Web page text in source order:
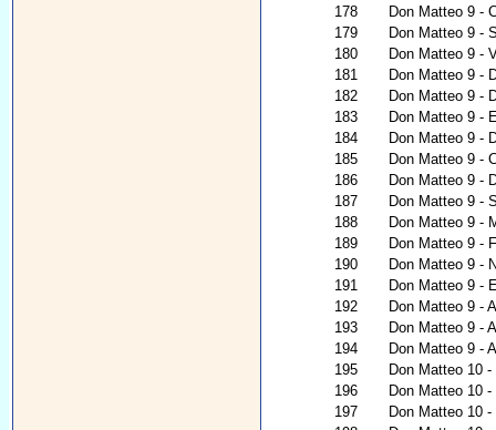
178
Don Matteo 9 -
179
Don Matteo 9 -
180
Don Matteo 9 -
181
Don Matteo 9 -
182
Don Matteo 9 -
183
Don Matteo 9 -
184
Don Matteo 9 -
185
Don Matteo 9 -
186
Don Matteo 9 -
187
Don Matteo 9 -
188
Don Matteo 9 -
189
Don Matteo 9 -
190
Don Matteo 9 -
191
Don Matteo 9 -
192
Don Matteo 9 -
193
Don Matteo 9 -
194
Don Matteo 9 -
195
Don Matteo 10 -
196
Don Matteo 10
197
Don Matteo 10